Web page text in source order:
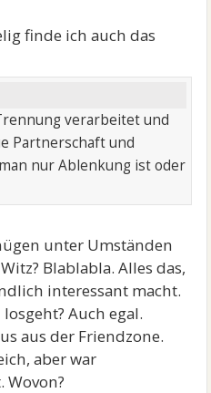
finde ich auch das
verarbeitet und
Partnerschaft und
nur Ablenkung ist oder
unter Umständen
Blablabla. Alles das,
interessant macht.
Auch egal.
aus der Friendzone.
aber war